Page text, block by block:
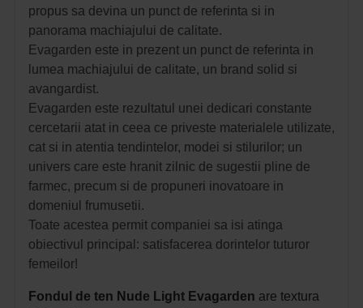
propus sa devina un punct de referinta si in
panorama machiajului de calitate.
Evagarden este in prezent un punct de referinta in
lumea machiajului de calitate, un brand solid si
avangardist.
Evagarden este rezultatul unei dedicari constante
cercetarii atat in ceea ce priveste materialele utilizate,
cat si in atentia tendintelor, modei si stilurilor; un
univers care este hranit zilnic de sugestii pline de
farmec, precum si de propuneri inovatoare in
domeniul frumusetii.
Toate acestea permit companiei sa isi atinga
obiectivul principal: satisfacerea dorintelor tuturor
femeilor!
Fondul de ten Nude Light Evagarden are textura